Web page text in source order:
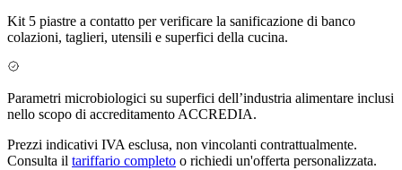
Kit 5 piastre a contatto per verificare la sanificazione di banco
colazioni, taglieri, utensili e superfici della cucina.
Parametri microbiologici su superfici dell’industria alimentare inclusi
nello scopo di accreditamento ACCREDIA.
Prezzi indicativi IVA esclusa, non vincolanti contrattualmente.
Consulta il tariffario completo o richiedi un'offerta personalizzata.